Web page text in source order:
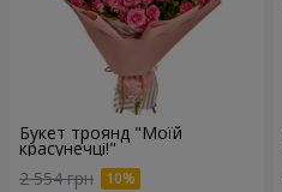
Букет троянд "Моїй
красунечці!"
2 554 грн